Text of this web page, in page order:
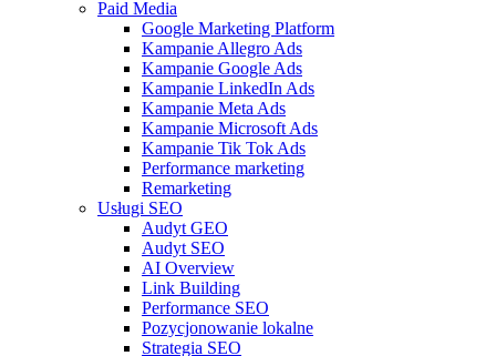
Paid Media
Google Marketing Platform
Kampanie Allegro Ads
Kampanie Google Ads
Kampanie LinkedIn Ads
Kampanie Meta Ads
Kampanie Microsoft Ads
Kampanie Tik Tok Ads
Performance marketing
Remarketing
Usługi SEO
Audyt GEO
Audyt SEO
AI Overview
Link Building
Performance SEO
Pozycjonowanie lokalne
Strategia SEO